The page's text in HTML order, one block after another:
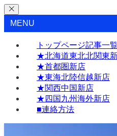
MENU
トップページ記事一覧
★北海道東北北関東
★首都圏新店
★東海北陸信越新店
★関西中国新店
★四国九州海外新店
■連絡方法